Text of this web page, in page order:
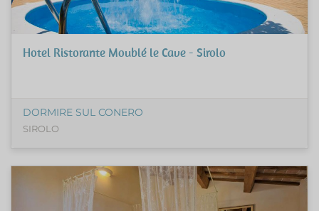
Hotel Ristorante Moublé le Cave - Sirolo
DORMIRE SUL CONERO
SIROLO